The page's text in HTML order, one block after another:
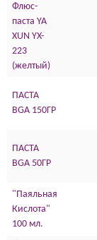
Флюс-
паста YA
XUN YX-
223
(желтый)
ПАСТА
BGA 150ГР
ПАСТА
BGA 50ГР
"Паяльная
Кислота"
100 мл.